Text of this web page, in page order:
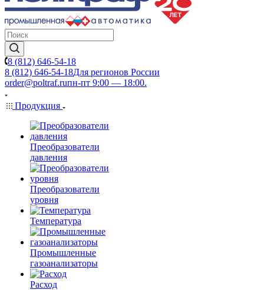
8 (812) 646-54-18
8 (812) 646-54-18Для регионов России
order@poltraf.ruпн-пт 9:00 — 18:00.
Продукция
Преобразователи
давления
Преобразователи
уровня
Температура
Промышленные
газоанализаторы
Расход